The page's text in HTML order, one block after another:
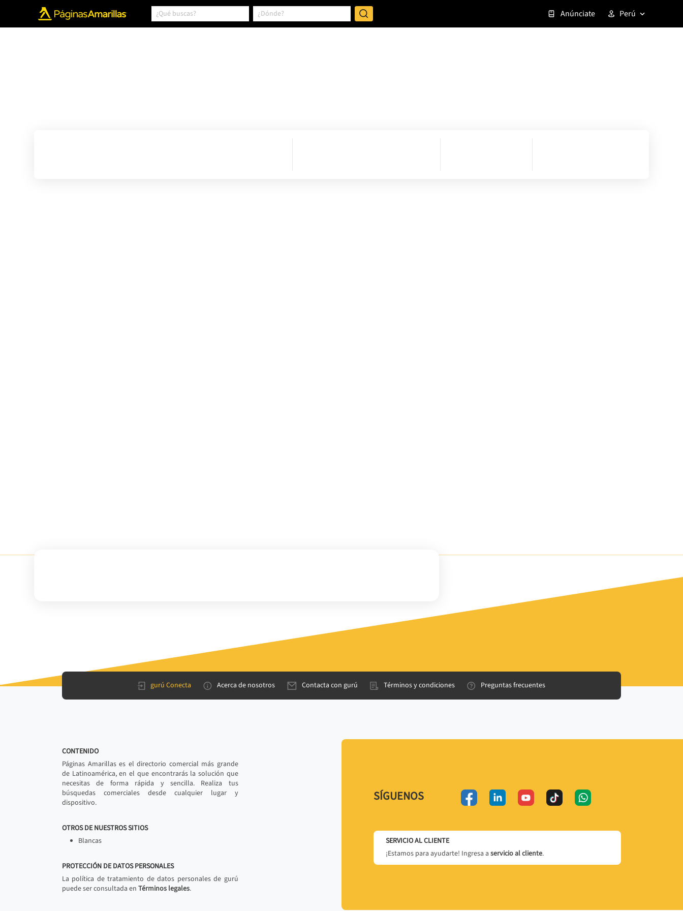
Anúnciate Perú
gurú Conecta Acerca de nosotros Contacta con gurú Términos y condiciones Preguntas frecuentes
CONTENIDO
Páginas Amarillas es el directorio comercial más grande
de Latinoamérica, en el que encontrarás la solución que
necesitas de forma rápida y sencilla. Realiza tus
búsquedas comerciales desde cualquier lugar y
dispositivo.
OTROS DE NUESTROS SITIOS
Blancas
PROTECCIÓN DE DATOS PERSONALES
La política de tratamiento de datos personales de gurú
puede ser consultada en Términos legales.
SÍGUENOS
SERVICIO AL CLIENTE
¡Estamos para ayudarte! Ingresa a servicio al cliente.